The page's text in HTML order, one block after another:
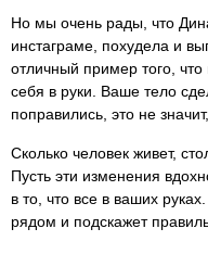
Но мы очень рады, что
инстаграме, похудела и
отличный пример того,
себя в руки. Ваше тело
поправились, это не
Сколько человек живет,
Пусть эти изменения
в то, что все в ваших
рядом и подскажет